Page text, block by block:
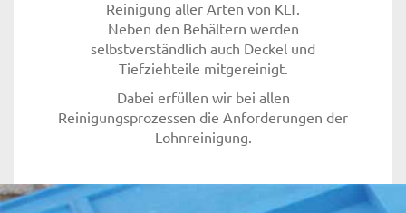
Reinigung aller Arten von KLT.
Neben den Behältern werden
selbstverständlich auch Deckel und
Tiefziehteile mitgereinigt.
Dabei erfüllen wir bei allen
Reinigungsprozessen die Anforderungen der
Lohnreinigung.